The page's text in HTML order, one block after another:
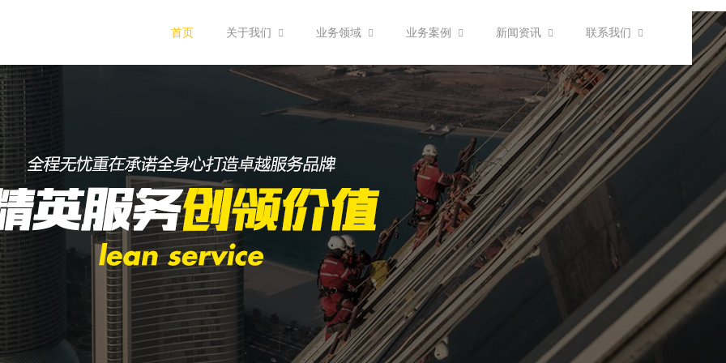
首页 关于我们 业务领域 业务案例 新闻资讯 联系我们